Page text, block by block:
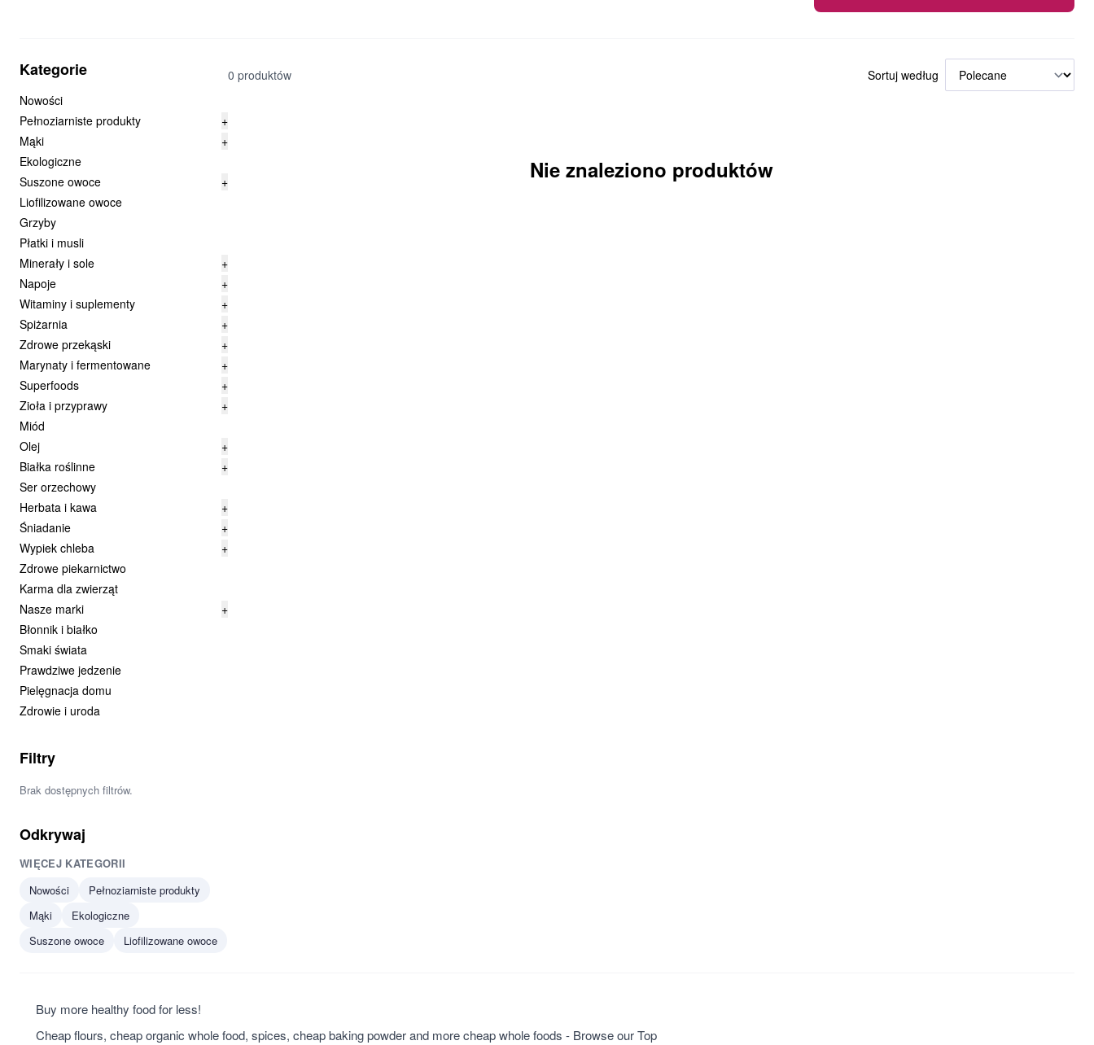
Kategorie
Nowości
Pełnoziarniste produkty
+
Mąki
+
Ekologiczne
Suszone owoce
+
Liofilizowane owoce
Grzyby
Płatki i musli
Minerały i sole
+
Napoje
+
Witaminy i suplementy
+
Spiżarnia
+
Zdrowe przekąski
+
Marynaty i fermentowane
+
Superfoods
+
Zioła i przyprawy
+
Miód
Olej
+
Białka roślinne
+
Ser orzechowy
Herbata i kawa
+
Śniadanie
+
Wypiek chleba
+
Zdrowe piekarnictwo
Karma dla zwierząt
Nasze marki
+
Błonnik i białko
Smaki świata
Prawdziwe jedzenie
Pielęgnacja domu
Zdrowie i uroda
Filtry
Brak dostępnych filtrów.
Odkrywaj
WIĘCEJ KATEGORII
Nowości
Pełnoziarniste produkty
Mąki
Ekologiczne
Suszone owoce
Liofilizowane owoce
0 produktów Sortuj według
Nie znaleziono produktów
Buy more healthy food for less!
Cheap flours, cheap organic whole food, spices, cheap baking powder and more cheap whole foods - Browse our Top